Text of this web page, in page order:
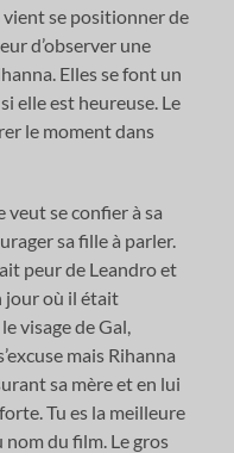
vient se positionner de
d’observer une
Elles se font un
elle est heureuse. Le
le moment dans
veut se confier à sa
sa fille à parler.
peur de Leandro et
jour où il était
visage de Gal,
mais Rihanna
sa mère et en lui
Tu es la meilleure
nom du film. Le gros